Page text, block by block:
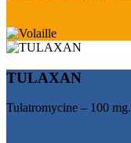
TULAXAN
Tulatromycine – 100 mg.